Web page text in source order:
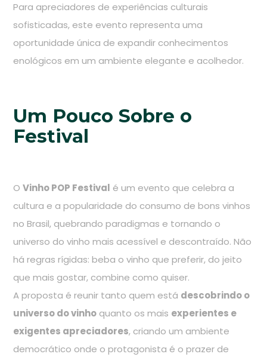
Para apreciadores de experiências culturais
sofisticadas, este evento representa uma
oportunidade única de expandir conhecimentos
enológicos em um ambiente elegante e acolhedor.
Um Pouco Sobre o
Festival
OVinho POP Festival é um evento que celebra a
cultura e a popularidade do consumo de bons vinhos
no Brasil, quebrando paradigmas e tornando o
universo do vinho mais acessível e descontraído. Não
há regras rígidas: beba o vinho que preferir, do jeito
que mais gostar, combine como quiser.
A proposta é reunir tanto quem está descobrindo o
universo do vinho quanto os mais experientes e
exigentes apreciadores, criando um ambiente
democrático onde o protagonista é o prazer de